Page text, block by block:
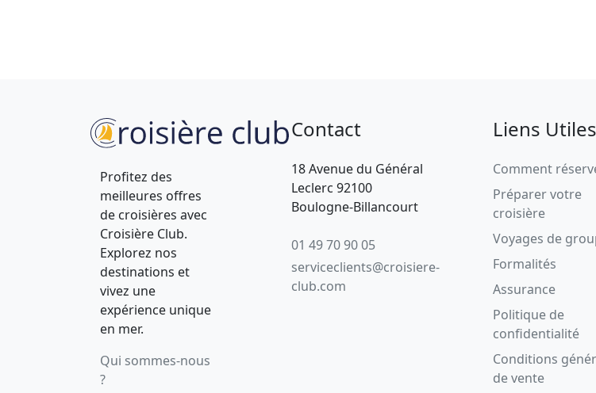
Profitez des
meilleures offres
de croisières avec
Croisière Club.
Explorez nos
destinations et
vivez une
expérience unique
en mer.
Qui sommes-nous
?
Contact
18 Avenue du Général
Leclerc 92100
Boulogne-Billancourt
01 49 70 90 05
serviceclients@croisiere-
club.com
Liens Utiles
Comment
Préparer votre
croisière
Voyages de
Formalités
Assurance
Politique de
confidentialité
Conditions
de vente